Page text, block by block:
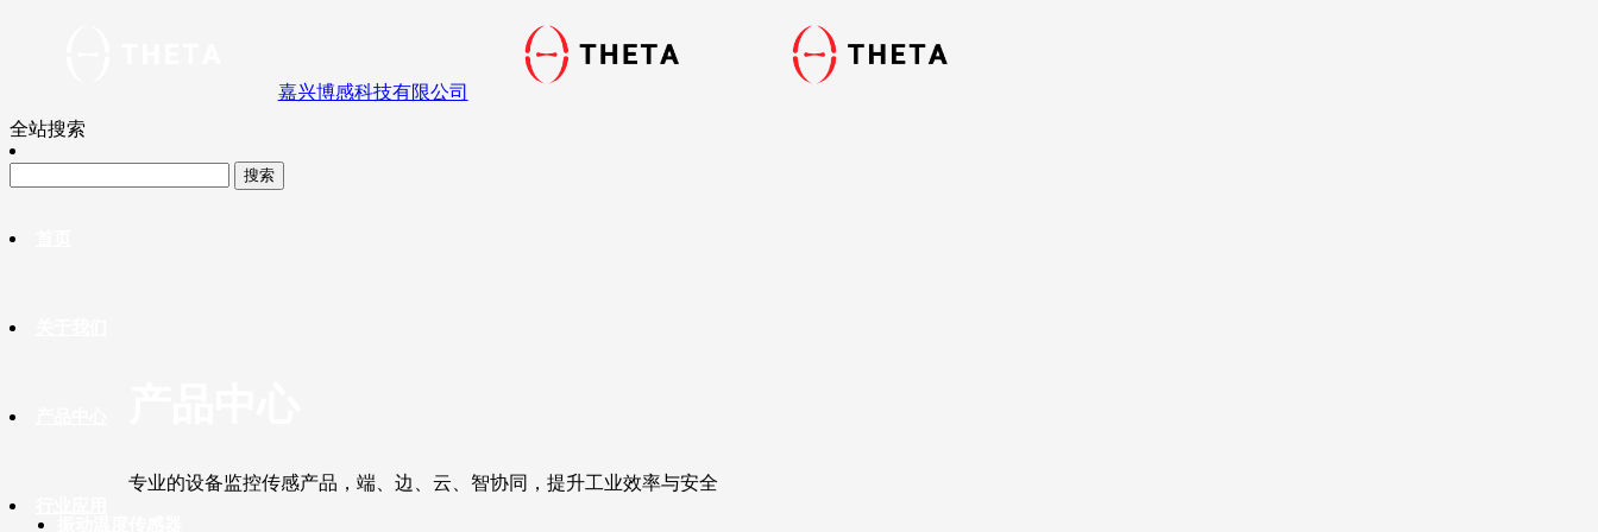
嘉兴博感科技有限公司
全站搜索
专业的设备监控传感产品，端、边、云、智协同，提升工业效率与安全